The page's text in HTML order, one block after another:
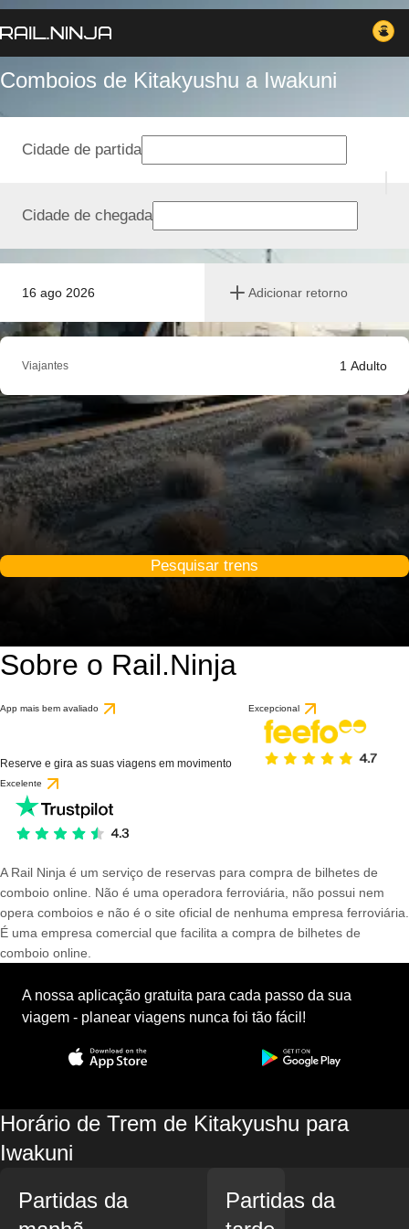
Comboios de Kitakyushu a Iwakuni
16 ago 2026 Adicionar retorno
Cidade de partida
Cidade de chegada
Viajantes 1 Adulto
Pesquisar trens
Sobre o Rail.Ninja
App mais bem avaliado
Reserve e gira as suas viagens em movimento
Excepcional
Excelente
A Rail Ninja é um serviço de reservas para compra de bilhetes de
comboio online. Não é uma operadora ferroviária, não possui nem
opera comboios e não é o site oficial de nenhuma empresa ferroviária.
É uma empresa comercial que facilita a compra de bilhetes de
comboio online.
A nossa aplicação gratuita para cada passo da sua
viagem - planear viagens nunca foi tão fácil!
Horário de Trem de Kitakyushu para
Iwakuni
Partidas da
Partidas da